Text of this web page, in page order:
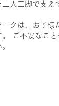
人三脚で支え
ークは、お子様
。 ご不安なこ